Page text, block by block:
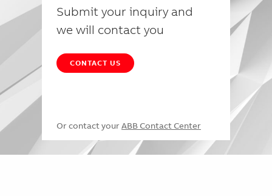
Submit your inquiry and
we will contact you
CONTACT US
Or contact your ABB Contact Center